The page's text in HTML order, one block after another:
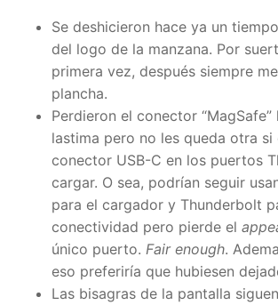
Se deshicieron hace ya un
del logo de la manzana. Por
primera vez, después siempre
plancha.
Perdieron el conector “MagSafe”
lastima pero no les queda otra si
conector USB-C en los puertos
cargar. O sea, podrían seguir
para el cargador y Thunderbolt
conectividad pero pierde el
único puerto. Fair enough.
eso preferiría que hubiesen
Las bisagras de la pantalla